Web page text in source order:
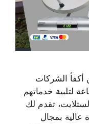
أكفأ الشركات
معكم على مدار ال ٢٤ ساعة لتلبية خدماتهم
تقدم لك
بمجال